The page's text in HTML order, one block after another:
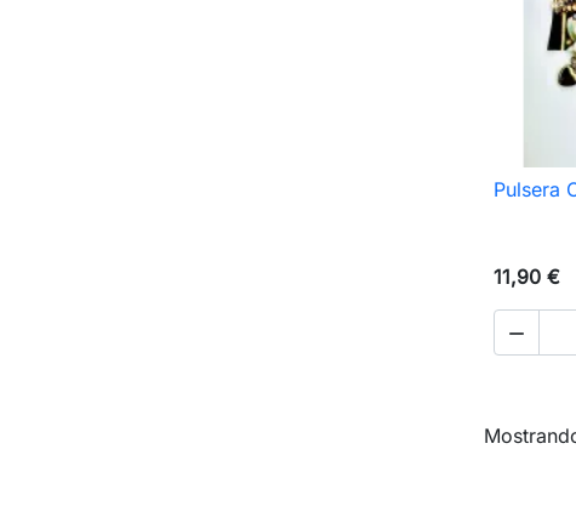
Pulsera
11,90 €
